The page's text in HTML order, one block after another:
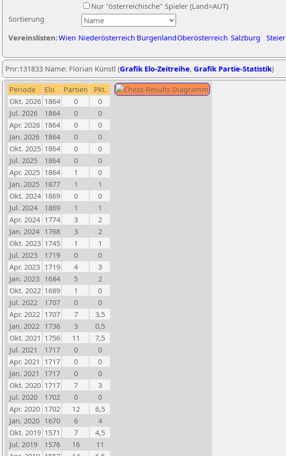
Sortierung
Nur "österreichische" Spieler (Land=AUT)
Vereinslisten:Wien Niederösterreich BurgenlandOberösterreich Salzburg
Pnr:131833 Name: Florian Künstl (Grafik Elo-Zeitreihe, Grafik Partie-Statistik)
Periode Elo Partien
Pkt.
Okt. 2026 1864 0
0
Jul. 2026
1864 0
0
Apr. 2026 1864 0
0
Jan. 2026 1864 0
0
Okt. 2025 1864 0
0
Jul. 2025
1864 0
0
Apr. 2025 1864 1
0
Jan. 2025 1877 1
1
Okt. 2024 1869 0
0
Jul. 2024
1869 1
1
Apr. 2024 1774 3
2
Jan. 2024 1768 3
2
Okt. 2023 1745 1
1
Jul. 2023
1719 0
0
Apr. 2023 1719 4
3
Jan. 2023 1684 5
2
Okt. 2022 1689 1
0
Jul. 2022
1707 0
0
Apr. 2022 1707 7
3,5
Jan. 2022 1736 3
0,5
Okt. 2021 1756 11
7,5
Jul. 2021
1717 0
0
Apr. 2021 1717 0
0
Jan. 2021
1717 0
0
Okt. 2020 1717 7
3
Jul. 2020
1702 0
0
Apr. 2020 1702 12
6,5
Jan. 2020 1670 6
4
Okt. 2019 1571 7
4,5
Jul. 2019
1576 16
11